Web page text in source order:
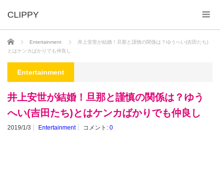
ホーム Entertainment
井上安世が結婚！旦那と謹慎の関係は？ゆうへい(吉田たち)
とはケンカばかりでも仲良し
Entertainment
井上安世が結婚！旦那と謹慎の関係は？ゆう
へい(吉田たち)とはケンカばかりでも仲良し
2019/1/3 Entertainment コメント: 0